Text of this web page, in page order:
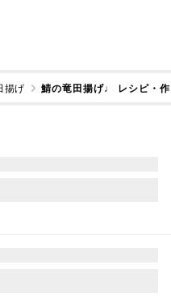
揚げ 鯖の竜田揚げ♩ レシピ・